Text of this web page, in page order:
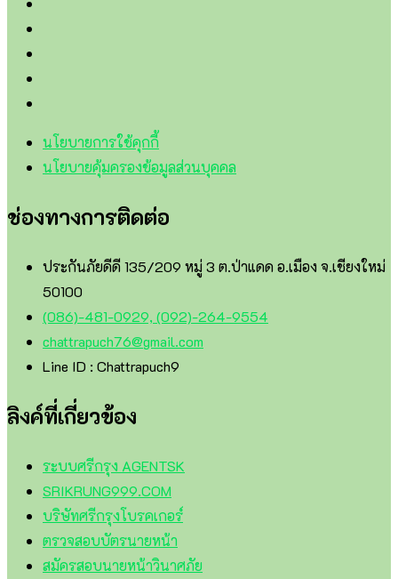
นโยบายการใช้คุกกี้
นโยบายคุ้มครองข้อมูลส่วนบุคคล
ช่องทางการติดต่อ
ประกันภัยดีดี 135/209 หมู่ 3 ต.ป่าแดด อ.เมือง จ.เชียงใหม่
50100
(086)-481-0929, (092)-264-9554
chattrapuch76@gmail.com
Line ID : Chattrapuch9
ลิงค์ที่เกี่ยวข้อง
ระบบศรีกรุง AGENTSK
SRIKRUNG999.COM
บริษัทศรีกรุงโบรคเกอร์
ตรวจสอบบัตรนายหน้า
สมัครสอบนายหน้าวินาศภัย